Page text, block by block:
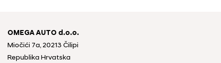
OMEGA AUTO d.o.o.
Miočići 7a, 20213 Čilipi
Republika Hrvatska